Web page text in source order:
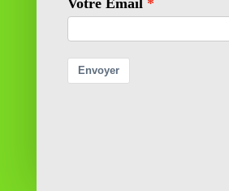
pour atteindre vos objectifs depuis le
maison. Nous offrons des solutions
vous aider à réussir.